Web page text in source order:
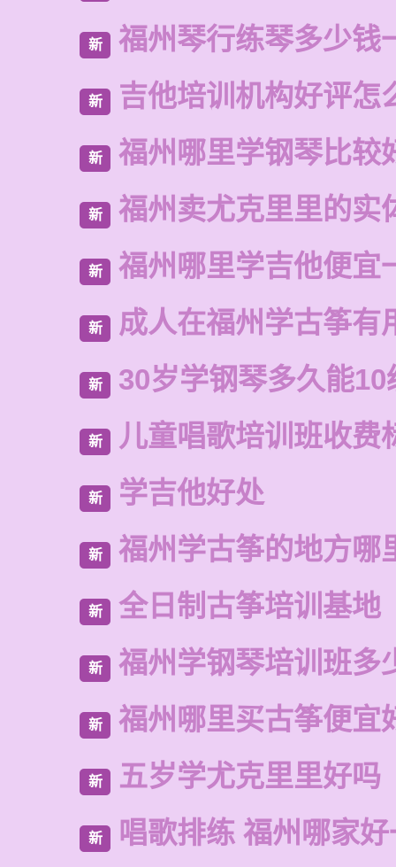
新 福州琴行练琴多少钱
新 吉他培训机构好评怎
新 福州哪里学钢琴比较
新 福州卖尤克里里的实
新 福州哪里学吉他便宜
新 成人在福州学古筝有
新 30岁学钢琴多久能10
新 儿童唱歌培训班收费
新 学吉他好处
新 福州学古筝的地方哪
新 全日制古筝培训基地
新 福州学钢琴培训班多
新 福州哪里买古筝便宜
新 五岁学尤克里里好吗
新 唱歌排练 福州哪家